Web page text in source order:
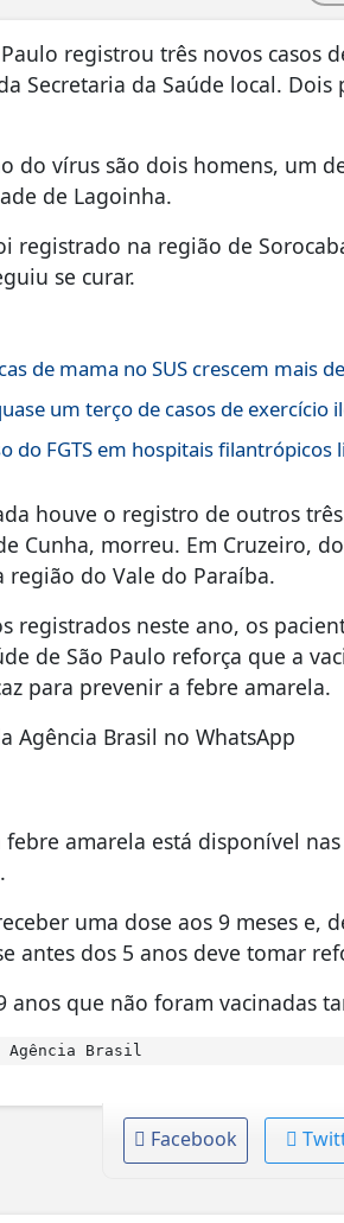
registrou três novos casos
Secretaria da Saúde local.
do vírus são dois homens, um
de Lagoinha.
registrado na região de
se curar.
de mama no SUS crescem mais
um terço de casos de exercício
do FGTS em hospitais filantrópicos
houve o registro de outros
Cunha, morreu. Em Cruzeiro,
região do Vale do Paraíba.
registrados neste ano, os
de São Paulo reforça que a
para prevenir a febre amarela.
Agência Brasil no WhatsApp
amarela está disponível
uma dose aos 9 meses
antes dos 5 anos deve tomar
anos que não foram vacinadas
Agência Brasil
Facebook